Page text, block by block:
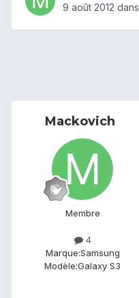
9 août 2012 dans
Mackovich
Membre
4
Marque:Samsung
Modèle:Galaxy S3